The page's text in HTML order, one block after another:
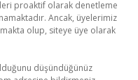
proaktif olarak denetleme
Ancak, üyelerimiz
olup, siteye üye olarak
düşündüğünüz